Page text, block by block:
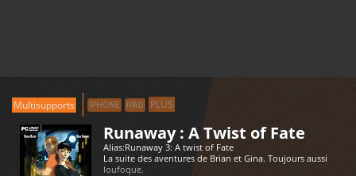
Multisupports IPHONE IPAD PLUS
Runaway : A Twist of Fate
Alias:Runaway 3: A twist of Fate
La suite des aventures de Brian et Gina. Toujours aussi
loufoque.